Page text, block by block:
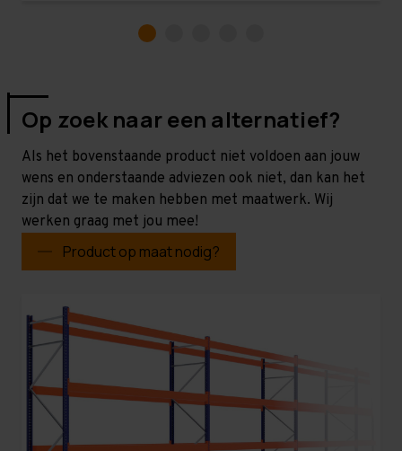
Op zoek naar een alternatief?
Als het bovenstaande product niet voldoen aan jouw
wens en onderstaande adviezen ook niet, dan kan het
zijn dat we te maken hebben met maatwerk. Wij
werken graag met jou mee!
Product op maat nodig?